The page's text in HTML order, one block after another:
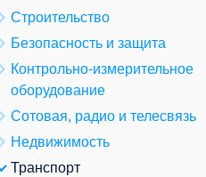
Строительство
Безопасность и защита
Контрольно-измерительное
оборудование
Сотовая, радио и телесвязь
Недвижимость
Транспорт